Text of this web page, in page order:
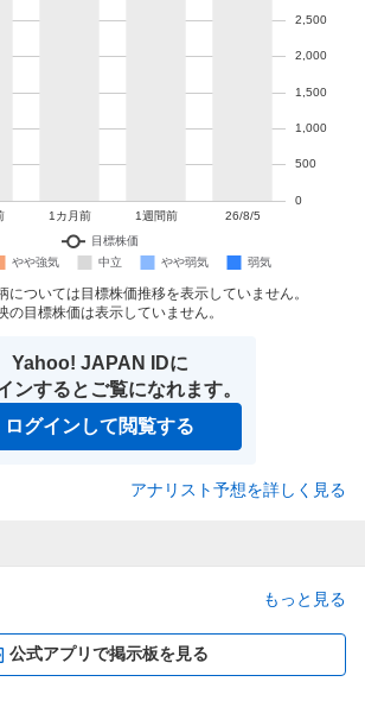
については目標株価推移を表示していません。
の目標株価は表示していません。
Yahoo! JAPAN IDに
ンするとご覧になれます。
ログインして閲覧する
アナリスト予想を詳しく見る
もっと見る
公式アプリで掲示板を見る